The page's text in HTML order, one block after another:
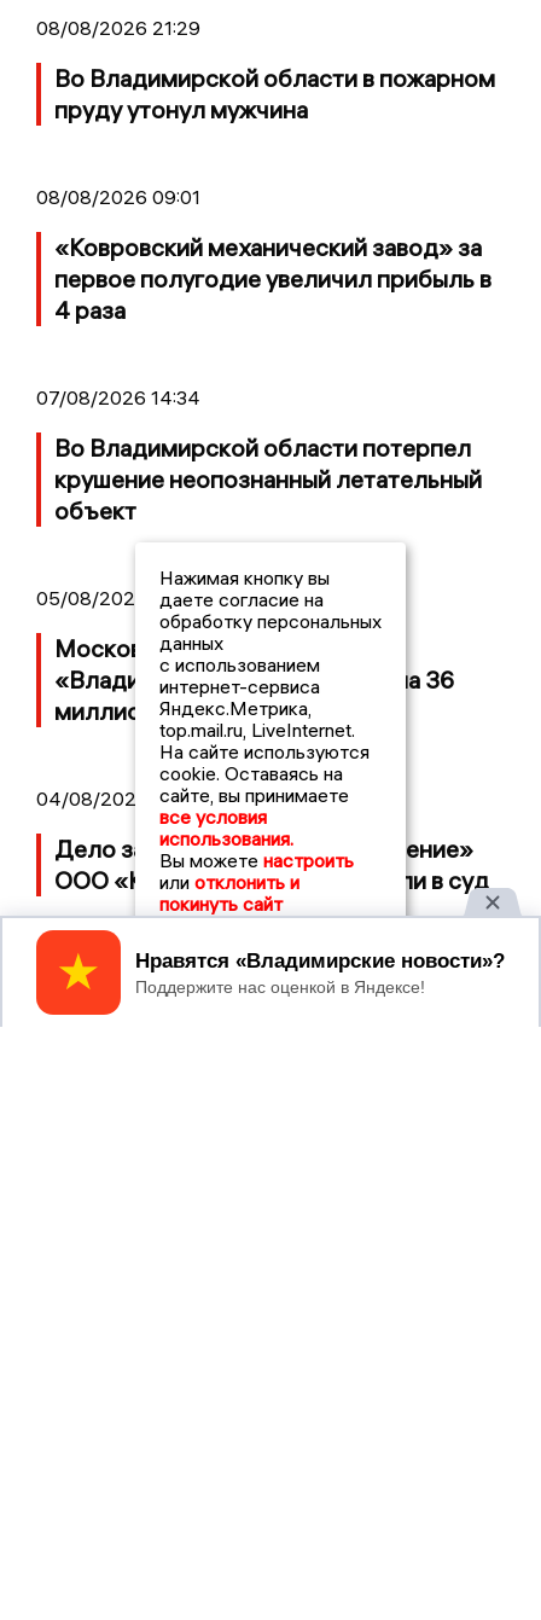
08/08/2026 21:29
Во Владимирской области в пожарном
пруду утонул мужчина
08/08/2026 09:01
«Ковровский механический завод» за
первое полугодие увеличил прибыль в
4 раза
07/08/2026 14:34
Во Владимирской области потерпел
крушение неопознанный летательный
объект
05/08/2026 08:30
Московский ЧОП подал иск к
«Владимирскому стандарту» на 36
миллионов рублей
04/08/2026 15:40
Дело застройщика ЖК «Поколение»
ООО «Капитал Строй» передали в суд
Нажимая кнопку вы
даете согласие на
обработку персональных
данных
с использованием
интернет-сервиса
Яндекс.Метрика,
top.mail.ru, LiveInternet.
На сайте используются
cookie. Оставаясь на
сайте, вы принимаете
все условия
использования.
Вы можете настроить
или отклонить и
покинуть сайт
Принять